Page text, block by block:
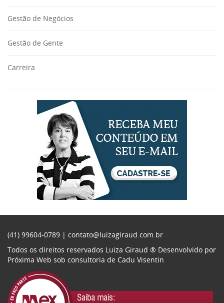
Gestão de Negócios
Gestão de Gente
Carreira
(41) 99604-0789 | contato@luizagiraud.com.br
Todos os direitos reservados Luiza Giraud ® Desenvolvido por
Próxima Web sob consultoria de Cadu Visentin